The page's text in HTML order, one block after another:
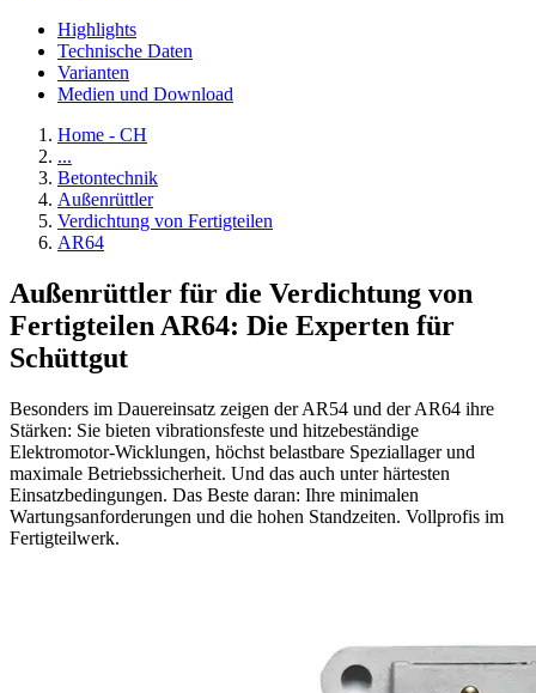
Highlights
Technische Daten
Varianten
Medien und Download
Home - CH
...
Betontechnik
Außenrüttler
Verdichtung von Fertigteilen
AR64
Außenrüttler für die Verdichtung von
Fertigteilen AR64: Die Experten für
Schüttgut
Besonders im Dauereinsatz zeigen der AR54 und der AR64 ihre
Stärken: Sie bieten vibrationsfeste und hitzebeständige
Elektromotor-Wicklungen, höchst belastbare Speziallager und
maximale Betriebssicherheit. Und das auch unter härtesten
Einsatzbedingungen. Das Beste daran: Ihre minimalen
Wartungsanforderungen und die hohen Standzeiten. Vollprofis im
Fertigteilwerk.